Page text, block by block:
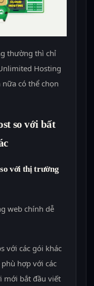
thường thì chỉ
Hosting
có thể chọn
so với bất
với thị trường
web chính dễ
với các gói khác
hợp với các
mới bắt đầu viết